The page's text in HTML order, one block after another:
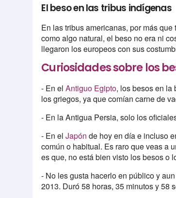
El beso en las tribus indígenas
En las tribus americanas, por más
como algo natural, el beso no era ni
llegaron los europeos con sus
Curiosidades sobre los
- En elAntiguo Egipto, los besos en la
los griegos, ya que comían carne de
- En la Antigua Persia, solo los
- En elJapónde hoy en día e incluso
común o habitual. Es raro que veas a
es que, no está bien visto los besos o
- No les gusta hacerlo en público y
2013. Duró 58 horas, 35 minutos y 58